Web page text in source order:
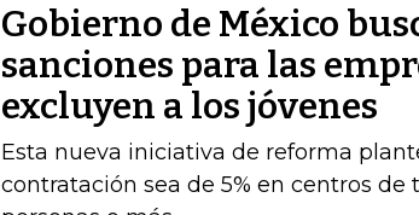
Gobierno de México
sanciones para las
excluyen a los jóvenes
Esta nueva iniciativa de reforma
contratación sea de 5% en centros